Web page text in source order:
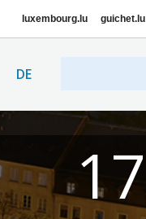
luxembourg.lu guichet.lu
DE
17